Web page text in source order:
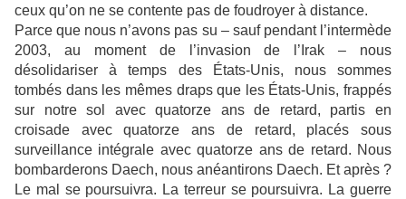
ceux qu’on ne se contente pas de foudroyer à distance.
Parce que nous n’avons pas su – sauf pendant l’intermède
2003, au moment de l’invasion de l’Irak – nous
désolidariser à temps des États-Unis, nous sommes
tombés dans les mêmes draps que les États-Unis, frappés
sur notre sol avec quatorze ans de retard, partis en
croisade avec quatorze ans de retard, placés sous
surveillance intégrale avec quatorze ans de retard. Nous
bombarderons Daech, nous anéantirons Daech. Et après ?
Le mal se poursuivra. La terreur se poursuivra. La guerre